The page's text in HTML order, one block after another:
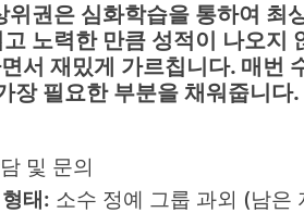
위권은 심화학습을 통하여 최
노력한 만큼 성적이 나오지
서 재밌게 가르칩니다. 매번
장 필요한 부분을 채워줍니
및 문의
태: 소수 정예 그룹 과외 (남은